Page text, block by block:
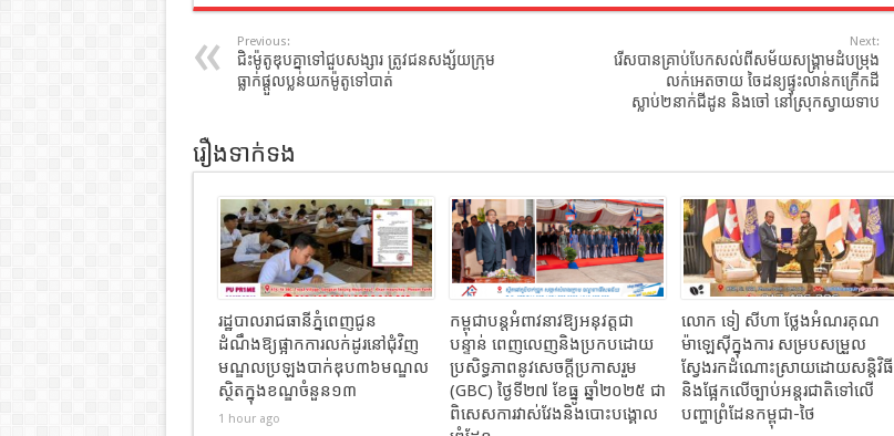
Previous:
ជិះម៉ូតូឌុបគ្នាទៅជួបសង្សារ ត្រូវជនសង្ស័យក្រុម
ធ្លាក់ផ្តួលប្លន់យកម៉ូតូទៅបាត់
Next:
រើសបានគ្រាប់បែកសល់ពីសម័យសង្គ្រាមដំបម្រុង
លក់អេតចាយ ចៃដន្យផ្ទុះលាន់កក្រើកដី
ស្លាប់២នាក់ជីដូន និងចៅ នៅស្រុកស្វាយទាប
រឿងទាក់ទង
រដ្ឋបាលរាជធានីភ្នំពេញជូន
ដំណឹងឱ្យផ្អាកការលក់ដូរនៅជុំវិញ
មណ្ឌលប្រឡងបាក់ឌុប៣៦មណ្ឌល
ស្ថិតក្នុងខណ្ឌចំនួន១៣
1 hour ago
កម្ពុជាបន្តអំពាវនាវឱ្យអនុវត្តជា
បន្ទាន់ ពេញលេញនិងប្រកបដោយ
ប្រសិទ្ធភាពនូវសេចក្តីប្រកាសរួម
(GBC) ថ្ងៃទី២៧ ខែធ្នូ ឆ្នាំ២០២៥ ជា
ពិសេសការវាស់វែងនិងបោះបង្គោល
លោក ទៀ សីហា ថ្លែងអំណរគុណ
ម៉ាឡេស៊ីក្នុងការ សម្របសម្រួល
ស្វែងរកដំណោះស្រាយដោយសន្តិវិធី
និងផ្អែកលើច្បាប់អន្តរជាតិទៅលើ
បញ្ហាព្រំដែនកម្ពុជា-ថៃ